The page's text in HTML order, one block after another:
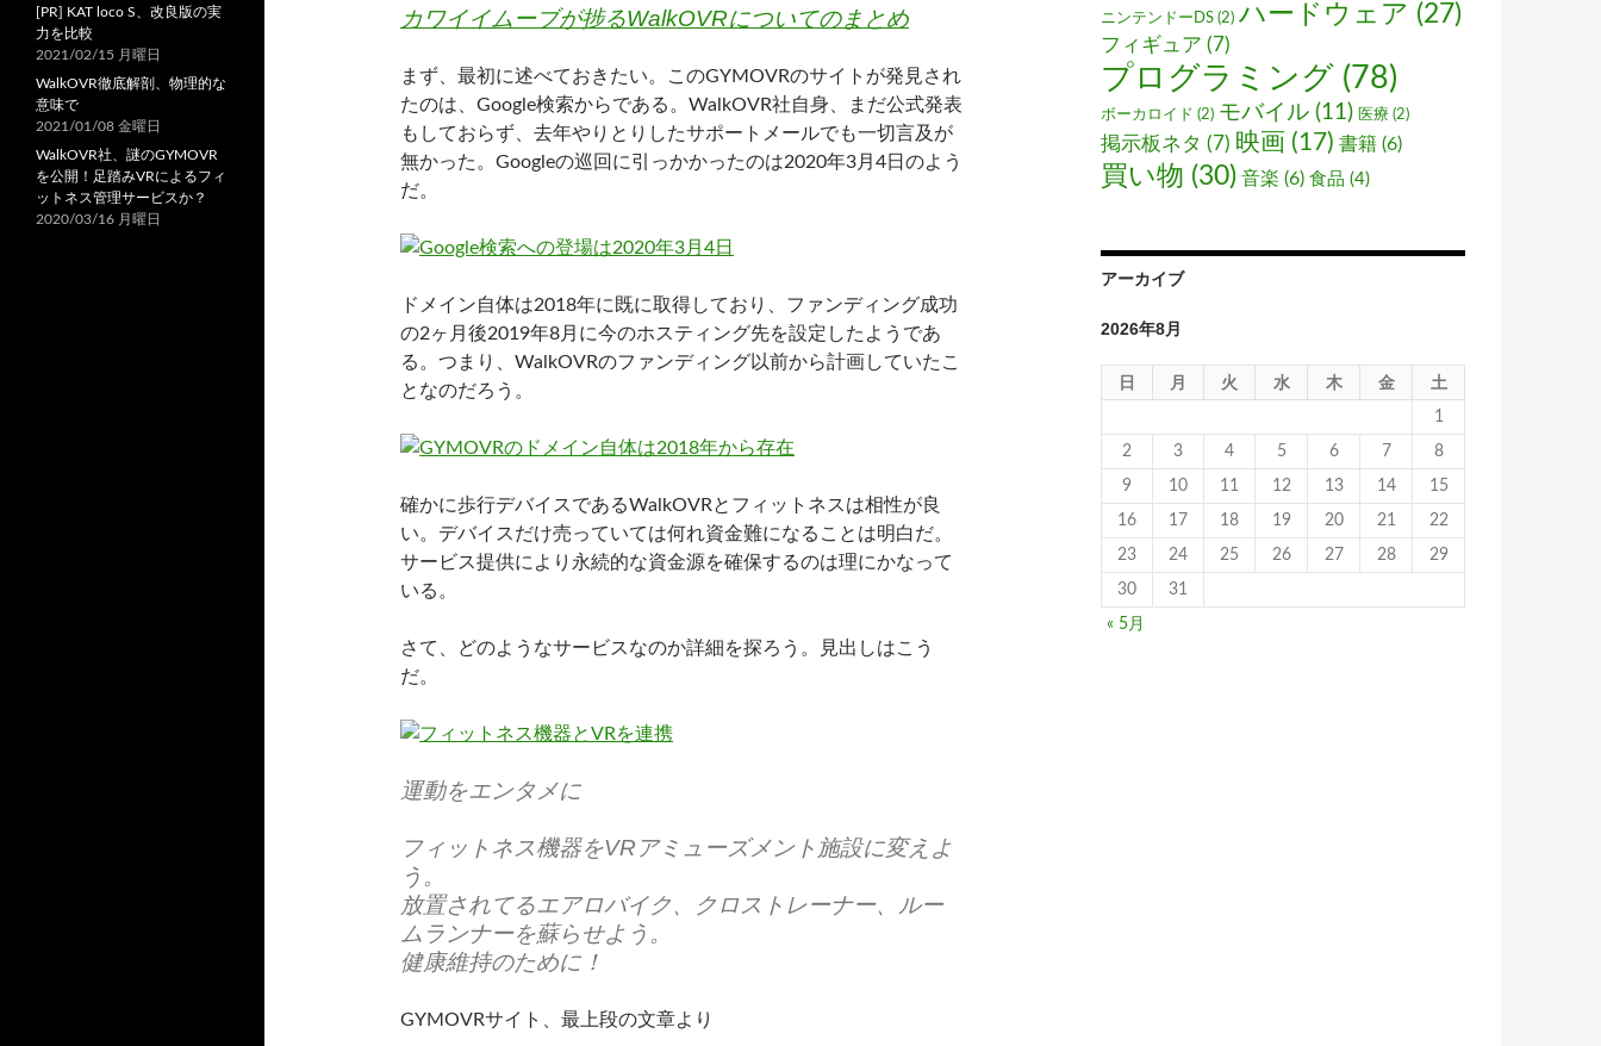
カワイイムーブが捗るWalkOVRについてのまとめ
まず、最初に述べておきたい。このGYMOVRのサイトが発見され
たのは、Google検索からである。WalkOVR社自身、まだ公式発表
もしておらず、去年やりとりしたサポートメールでも一切言及が
無かった。Googleの巡回に引っかかったのは2020年3月4日のよう
だ。
ドメイン自体は2018年に既に取得しており、ファンディング成功
の2ヶ月後2019年8月に今のホスティング先を設定したようであ
る。つまり、WalkOVRのファンディング以前から計画していたこ
となのだろう。
確かに歩行デバイスであるWalkOVRとフィットネスは相性が良
い。デバイスだけ売っていては何れ資金難になることは明白だ。
サービス提供により永続的な資金源を確保するのは理にかなって
いる。
さて、どのようなサービスなのか詳細を探ろう。見出しはこう
だ。
運動をエンタメに
フィットネス機器をVRアミューズメント施設に変えよ
う。
放置されてるエアロバイク、クロストレーナー、ルー
ムランナーを蘇らせよう。
健康維持のために！
GYMOVRサイト、最上段の文章より
ニンテンドーDS (2) ハードウェア (27)
フィギュア (7)
プログラミング (78)
ボーカロイド (2) モバイル (11) 医療 (2)
掲示板ネタ (7) 映画 (17) 書籍 (6)
買い物 (30) 音楽 (6) 食品 (4)
アーカイブ
2026年8月
日 月 火 水 木 金 土
1
2 3 4 5 6 7 8
9 10 11 12 13 14 15
16 17 18 19 20 21 22
23 24 25 26 27 28 29
30 31
« 5月
[PR] KAT loco S、改良版の実
力を比較
2021/02/15 月曜日
WalkOVR徹底解剖、物理的な
意味で
2021/01/08 金曜日
WalkOVR社、謎のGYMOVR
を公開！足踏みVRによるフィ
ットネス管理サービスか？
2020/03/16 月曜日